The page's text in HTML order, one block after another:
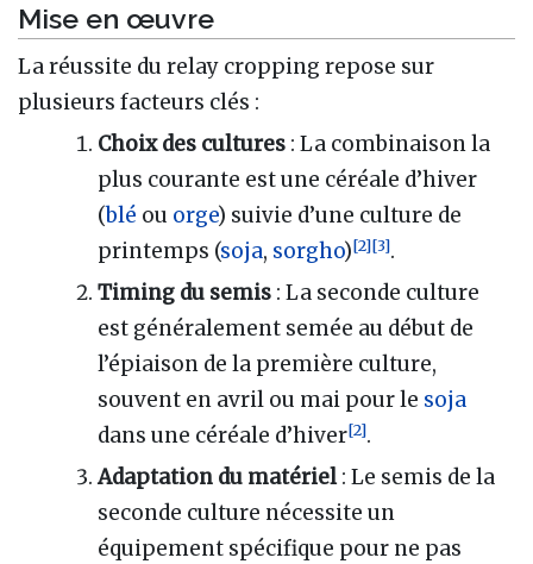
Mise en œuvre
La réussite du relay cropping repose sur
plusieurs facteurs clés :
Choix des cultures : La combinaison la
plus courante est une céréale d’hiver
(blé ou orge) suivie d’une culture de
printemps (soja, sorgho)[2][3].
Timing du semis : La seconde culture
est généralement semée au début de
l’épiaison de la première culture,
souvent en avril ou mai pour le soja
dans une céréale d’hiver[2].
Adaptation du matériel: Le semis de la
seconde culture nécessite un
équipement spécifique pour ne pas